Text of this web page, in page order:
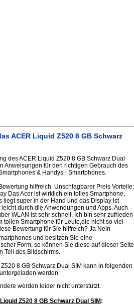
ACER Liquid Z520 8 GB Schwarz
des ACER Liquid Z520 8 GB Schwarz Dual
Anweisungen für den richtigen Gebrauch des
& Handys - Smartphones.
hilfreich. Unschlagbarer Preis Vorteile:
Das Acer ist wirklich ein tolles Smartphone,
liegt super in der Hand und das Display ist
durch die Anwendungen und Apps. Auch
WLAN ist sehr schnell. Ich bin sehr zufrieden
tollen Smartphone für Leute,die nicht so viel
Bewertung für Sie hilfreich? Ja Nein
und besitzen Sie eine
Form, so können Sie diese auf dieser Seite
Teil des Bildschirms.
8 GB Schwarz Dual SIM kann in folgenden
werden
werden leider nicht unterstützt.
Z520 8 GB Schwarz Dual SIM :